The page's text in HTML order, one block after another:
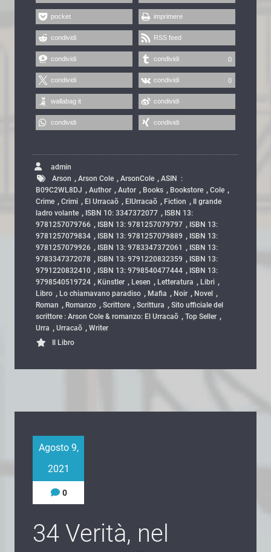
pocket imprimere
condividi RSS feed
condividi condividi 0
condividi condividi 0
wallabag it condividi
condividi condividi
admin
Arson , Arson Cole , ArsonCole , ASIN ‏ : ‎
B09C2WL8DJ , Author , Autor , Books , Bookstore , Cole ,
Crime , Crimi , El Urracaõ , ElUrracaõ , Fiction ,
Il grande
ladro volante , ISBN 10: 3347372077 , ISBN 13:
9781257079766 , ISBN 13: 9781257079797 , ISBN 13:
9781257079834 , ISBN 13: 9781257079889 , ISBN 13:
9781257079926 , ISBN 13: 9783347372061 , ISBN 13:
9783347372078 , ISBN 13: 9791220832359 , ISBN 13:
9791220832410 , ISBN 13: 9798540477444 , ISBN 13:
9798540519724 , Künstler , Lesen , Letteratura , Libri ,
Libro , Lo chiamavano paradiso , Mafia , Noir , Novel ,
Roman , Romanzo , Scrittore , Scrittura , Sito ufficiale del
scrittore : Arson Cole & romanzo: El Urracaõ , Top Seller ,
Urra , Urracaõ , Writer
Il Libro
Agosto 9,
2021
0
34 Verità, nel